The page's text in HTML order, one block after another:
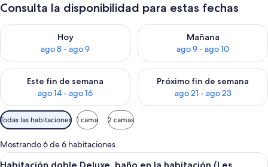
Consulta la disponibilidad para estas fechas
Hoy
ago 8 - ago 9
Consulta la disponibilidad para hoy ago 8 - ago 9
Mañana
ago 9 - ago 10
Consulta la disponibilidad
Este fin de semana
ago 14 - ago 16
Consulta la disponibilidad para este fin de semana ago 14 -
Próximo fin de semana
ago 21 - ago 23
Consulta la disponibilidad
Filtros
disponibles
para
las
Todas las habitaciones 1 cama 2 camas
Mostrando 6 de 6 habitaciones
Abrir
Una habitación amplia con una
3